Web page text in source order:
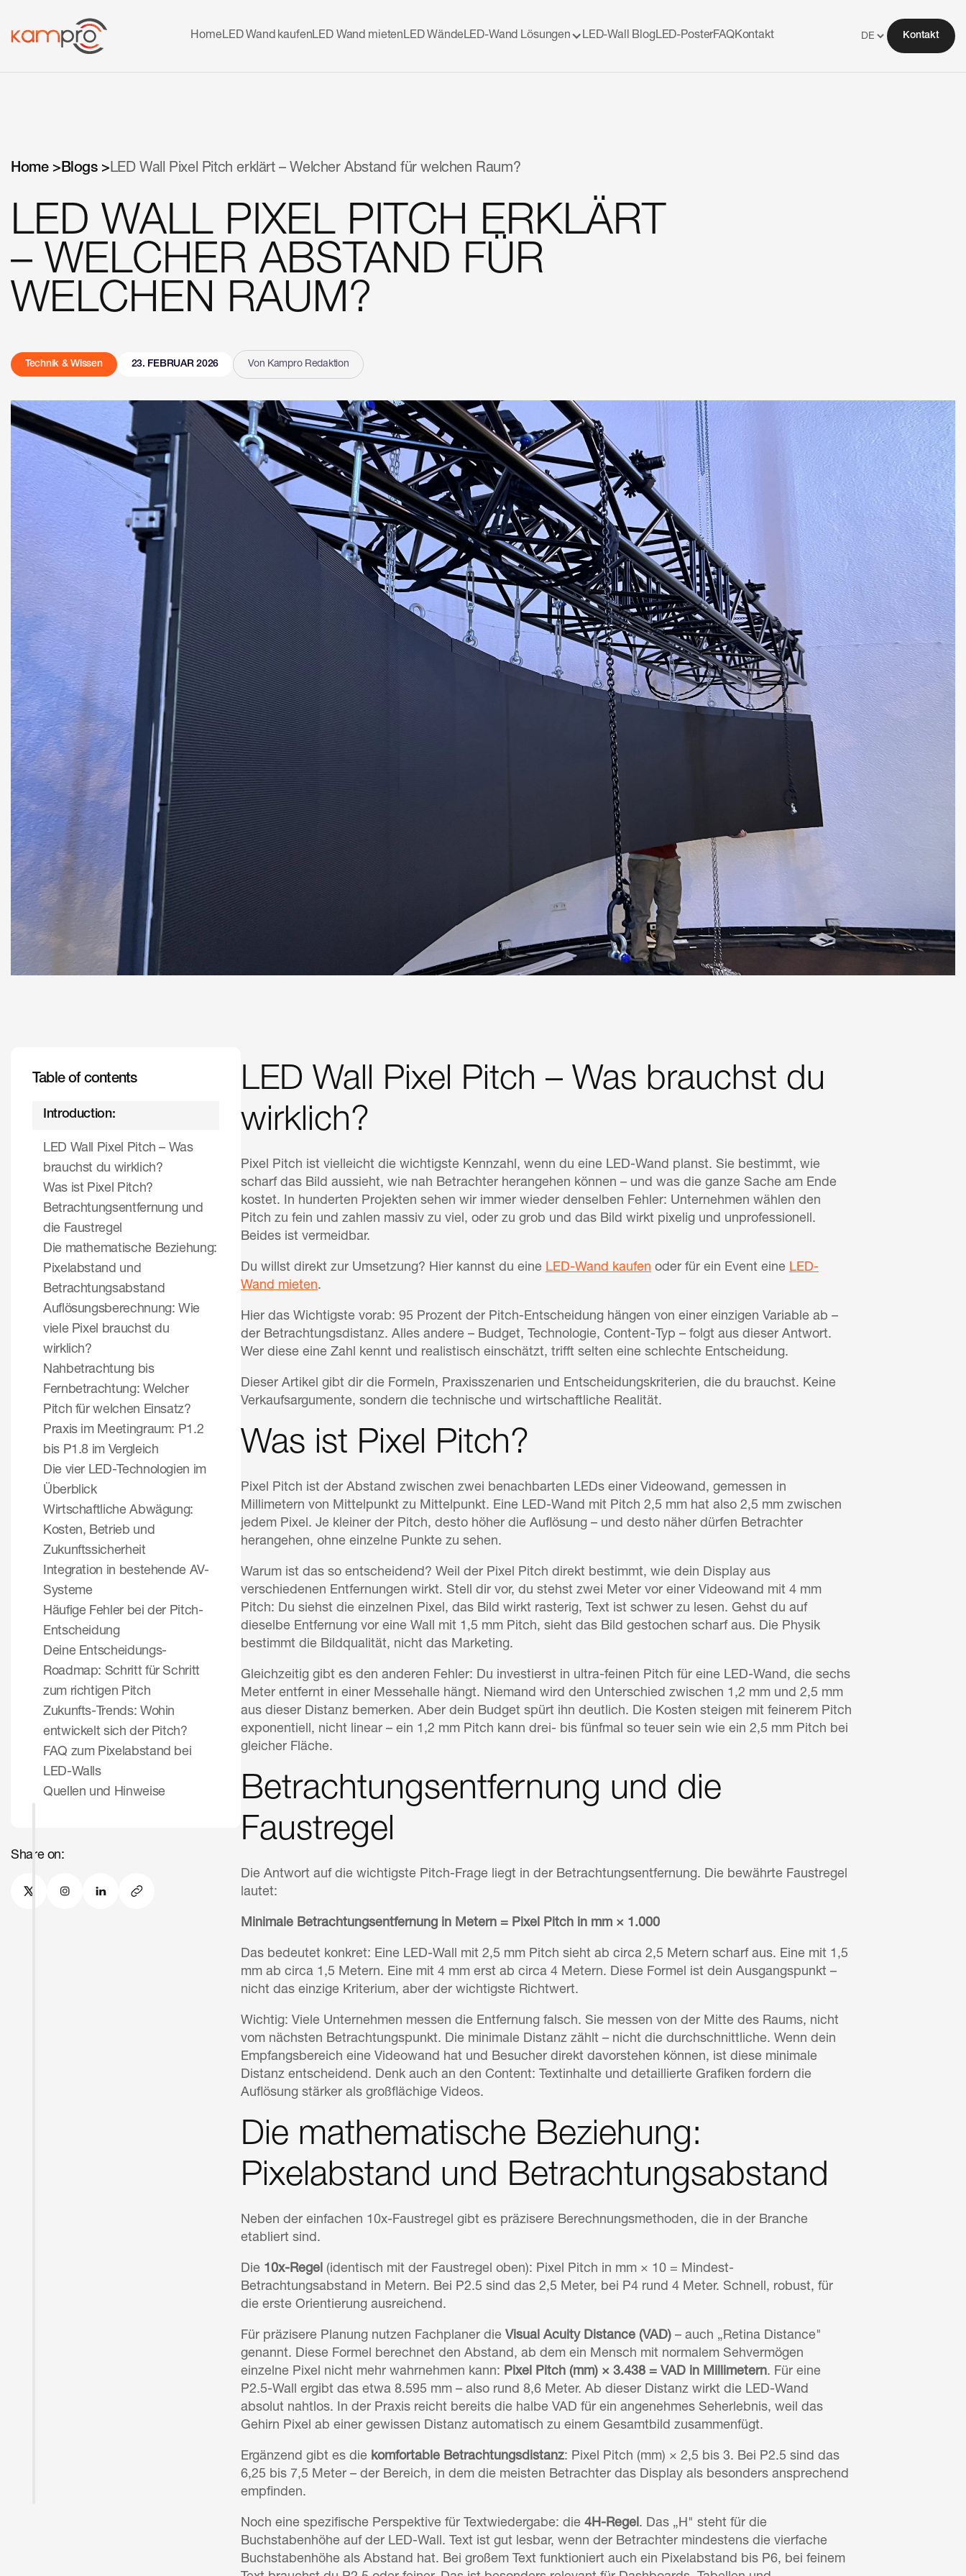
HomeLED Wand kaufenLED Wand mietenLED WändeLED-Wand Lösungen LED-Wall BlogLED-PosterFAQKontakt Kontakt
Home >Blogs >LED Wall Pixel Pitch erklärt – Welcher Abstand für welchen Raum?
LED WALL PIXEL PITCH ERKLÄRT
– WELCHER ABSTAND FÜR
WELCHEN RAUM?
Technik & Wissen 23. FEBRUAR 2026 Von Kampro Redaktion
Table of contents
Introduction:
LED Wall Pixel Pitch – Was
brauchst du wirklich?
Was ist Pixel Pitch?
Betrachtungsentfernung und
die Faustregel
Die mathematische Beziehung:
Pixelabstand und
Betrachtungsabstand
Auflösungsberechnung: Wie
viele Pixel brauchst du
wirklich?
Nahbetrachtung bis
Fernbetrachtung: Welcher
Pitch für welchen Einsatz?
Praxis im Meetingraum: P1.2
bis P1.8 im Vergleich
Die vier LED-Technologien im
Überblick
Wirtschaftliche Abwägung:
Kosten, Betrieb und
Zukunftssicherheit
Integration in bestehende AV-
Systeme
Häufige Fehler bei der Pitch-
Entscheidung
Deine Entscheidungs-
Roadmap: Schritt für Schritt
zum richtigen Pitch
Zukunfts-Trends: Wohin
entwickelt sich der Pitch?
FAQ zum Pixelabstand bei
LED-Walls
Quellen und Hinweise
Share on:
LED Wall Pixel Pitch – Was brauchst du
wirklich?
Pixel Pitch ist vielleicht die wichtigste Kennzahl, wenn du eine LED-Wand planst. Sie bestimmt, wie
scharf das Bild aussieht, wie nah Betrachter herangehen können – und was die ganze Sache am Ende
kostet. In hunderten Projekten sehen wir immer wieder denselben Fehler: Unternehmen wählen den
Pitch zu fein und zahlen massiv zu viel, oder zu grob und das Bild wirkt pixelig und unprofessionell.
Beides ist vermeidbar.
Du willst direkt zur Umsetzung? Hier kannst du eine LED-Wand kaufen oder für ein Event eine LED-
Wand mieten.
Hier das Wichtigste vorab: 95 Prozent der Pitch-Entscheidung hängen von einer einzigen Variable ab –
der Betrachtungsdistanz. Alles andere – Budget, Technologie, Content-Typ – folgt aus dieser Antwort.
Wer diese eine Zahl kennt und realistisch einschätzt, trifft selten eine schlechte Entscheidung.
Dieser Artikel gibt dir die Formeln, Praxisszenarien und Entscheidungskriterien, die du brauchst. Keine
Verkaufsargumente, sondern die technische und wirtschaftliche Realität.
Was ist Pixel Pitch?
Pixel Pitch ist der Abstand zwischen zwei benachbarten LEDs einer Videowand, gemessen in
Millimetern von Mittelpunkt zu Mittelpunkt. Eine LED-Wand mit Pitch 2,5 mm hat also 2,5 mm zwischen
jedem Pixel. Je kleiner der Pitch, desto höher die Auflösung – und desto näher dürfen Betrachter
herangehen, ohne einzelne Punkte zu sehen.
Warum ist das so entscheidend? Weil der Pixel Pitch direkt bestimmt, wie dein Display aus
verschiedenen Entfernungen wirkt. Stell dir vor, du stehst zwei Meter vor einer Videowand mit 4 mm
Pitch: Du siehst die einzelnen Pixel, das Bild wirkt rasterig, Text ist schwer zu lesen. Gehst du auf
dieselbe Entfernung vor eine Wall mit 1,5 mm Pitch, sieht das Bild gestochen scharf aus. Die Physik
bestimmt die Bildqualität, nicht das Marketing.
Gleichzeitig gibt es den anderen Fehler: Du investierst in ultra-feinen Pitch für eine LED-Wand, die sechs
Meter entfernt in einer Messehalle hängt. Niemand wird den Unterschied zwischen 1,2 mm und 2,5 mm
aus dieser Distanz bemerken. Aber dein Budget spürt ihn deutlich. Die Kosten steigen mit feinerem Pitch
exponentiell, nicht linear – ein 1,2 mm Pitch kann drei- bis fünfmal so teuer sein wie ein 2,5 mm Pitch bei
gleicher Fläche.
Betrachtungsentfernung und die
Faustregel
Die Antwort auf die wichtigste Pitch-Frage liegt in der Betrachtungsentfernung. Die bewährte Faustregel
lautet:
Minimale Betrachtungsentfernung in Metern = Pixel Pitch in mm × 1.000
Das bedeutet konkret: Eine LED-Wall mit 2,5 mm Pitch sieht ab circa 2,5 Metern scharf aus. Eine mit 1,5
mm ab circa 1,5 Metern. Eine mit 4 mm erst ab circa 4 Metern. Diese Formel ist dein Ausgangspunkt –
nicht das einzige Kriterium, aber der wichtigste Richtwert.
Wichtig: Viele Unternehmen messen die Entfernung falsch. Sie messen von der Mitte des Raums, nicht
vom nächsten Betrachtungspunkt. Die minimale Distanz zählt – nicht die durchschnittliche. Wenn dein
Empfangsbereich eine Videowand hat und Besucher direkt davorstehen können, ist diese minimale
Distanz entscheidend. Denk auch an den Content: Textinhalte und detaillierte Grafiken fordern die
Auflösung stärker als großflächige Videos.
Die mathematische Beziehung:
Pixelabstand und Betrachtungsabstand
Neben der einfachen 10x-Faustregel gibt es präzisere Berechnungsmethoden, die in der Branche
etabliert sind.
Die 10x-Regel (identisch mit der Faustregel oben): Pixel Pitch in mm × 10 = Mindest-
Betrachtungsabstand in Metern. Bei P2.5 sind das 2,5 Meter, bei P4 rund 4 Meter. Schnell, robust, für
die erste Orientierung ausreichend.
Für präzisere Planung nutzen Fachplaner die Visual Acuity Distance (VAD) – auch „Retina Distance"
genannt. Diese Formel berechnet den Abstand, ab dem ein Mensch mit normalem Sehvermögen
einzelne Pixel nicht mehr wahrnehmen kann: Pixel Pitch (mm) × 3.438 = VAD in Millimetern. Für eine
P2.5-Wall ergibt das etwa 8.595 mm – also rund 8,6 Meter. Ab dieser Distanz wirkt die LED-Wand
absolut nahtlos. In der Praxis reicht bereits die halbe VAD für ein angenehmes Seherlebnis, weil das
Gehirn Pixel ab einer gewissen Distanz automatisch zu einem Gesamtbild zusammenfügt.
Ergänzend gibt es die komfortable Betrachtungsdistanz: Pixel Pitch (mm) × 2,5 bis 3. Bei P2.5 sind das
6,25 bis 7,5 Meter – der Bereich, in dem die meisten Betrachter das Display als besonders ansprechend
empfinden.
Noch eine spezifische Perspektive für Textwiedergabe: die 4H-Regel. Das „H" steht für die
Buchstabenhöhe auf der LED-Wall. Text ist gut lesbar, wenn der Betrachter mindestens die vierfache
Buchstabenhöhe als Abstand hat. Bei großem Text funktioniert auch ein Pixelabstand bis P6, bei feinem